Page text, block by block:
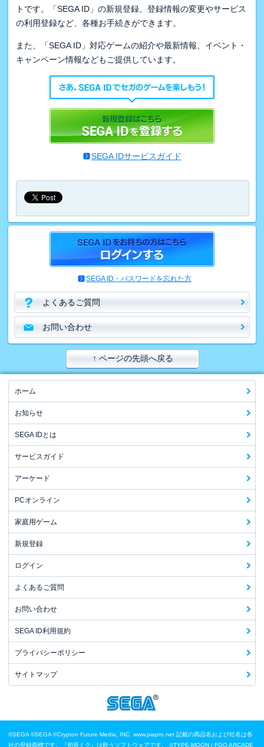
トです。「SEGA ID」の新規登録、登録情報の変更やサービス
の利用登録など、各種お手続きができます。
また、「SEGA ID」対応ゲームの紹介や最新情報、イベント・
キャンペーン情報などもご提供しています。
SEGA IDサービスガイド
SEGA ID・パスワードを忘れた方
よくあるご質問
お問い合わせ
↑ ページの先頭へ戻る
ホーム
お知らせ
SEGA IDとは
サービスガイド
アーケード
PCオンライン
家庭用ゲーム
新規登録
ログイン
よくあるご質問
お問い合わせ
SEGA ID利用規約
プライバシーポリシー
サイトマップ
©SEGA ©SEGA ©Crypton Future Media, INC. www.piapro.net 記載の商品名および社名は各
社の登録商標です。『初音ミク』は歌うソフトウェアです。
©TYPE-MOON / FGO ARCADE